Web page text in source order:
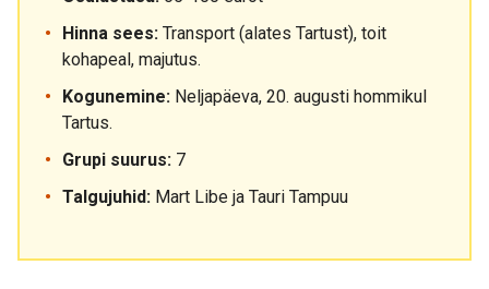
Hinna sees: Transport (alates Tartust), toit
kohapeal, majutus.
Kogunemine: Neljapäeva, 20. augusti hommikul
Tartus.
Grupi suurus: 7
Talgujuhid: Mart Libe ja Tauri Tampuu